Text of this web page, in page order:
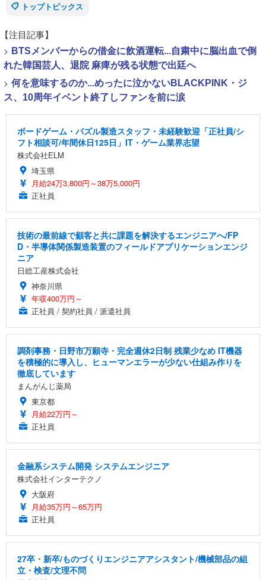
トップトピックス
【注目記事】
> BTSメンバーからの借金に飲酒運転...自粛中に脳出血で倒
れた韓国芸人、退院 麻痺が残る状態で出廷へ
> 何を意味するのか...めったに泣かないBLACKPINK・ジ
ス、10周年イベント終了しファンを前に涙
ボードゲーム・パズル製造スタッフ・未経験歓迎「正社員/シ
フト相談可/年間休日125日」IT・ゲーム業界志望
株式会社ELM
埼玉県
月給24万3,800円～38万5,000円
正社員
技術の最前線で顧客と共に課題を解決するエンジニアへ/FP
D・半導体関係製造装置のフィールドアプリケーションエンジ
ニア
日総工産株式会社
神奈川県
年収400万円～
正社員 / 契約社員 / 派遣社員
調剤事務・日野市万願寺・完全週休2日制 残業少なめ IT機器
を積極的に導入し、ヒューマンエラーが少ない仕組み作りを
徹底しています
まんがんじ薬局
東京都
月給22万円～
正社員
金融系システム開発 システムエンジニア
株式会社インターテクノ
大阪府
月給35万円～65万円
正社員
27卒・新卒/ものづくりエンジニアアシスタント/機械部品の組
立・検査/文理不問